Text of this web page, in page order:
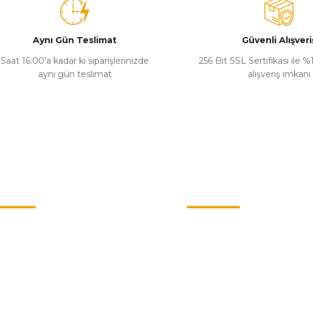
Aynı Gün Teslimat
Saat 16:00’a kadar ki siparişlerinizde
aynı gün teslimat
Güvenli
256 Bit SSL Sertifikası ile
alışveriş imkanı